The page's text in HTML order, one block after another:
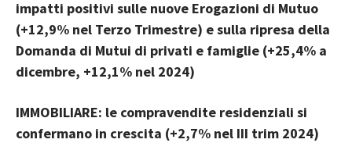
impatti positivi sulle nuove Erogazioni di Mutuo
(+12,9% nel Terzo Trimestre) e sulla ripresa della
Domanda di Mutui di privati e famiglie (+25,4% a
dicembre, +12,1% nel 2024)
IMMOBILIARE: le compravendite residenziali si
confermano in crescita (+2,7% nel III trim 2024)